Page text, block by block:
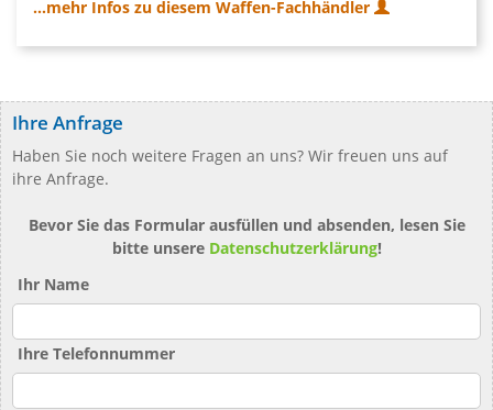
...mehr Infos zu diesem Waffen-Fachhändler
Ihre Anfrage
Haben Sie noch weitere Fragen an uns? Wir freuen uns auf
ihre Anfrage.
Bevor Sie das Formular ausfüllen und absenden, lesen Sie
bitte unsere Datenschutzerklärung!
Ihr Name
Ihre Telefonnummer